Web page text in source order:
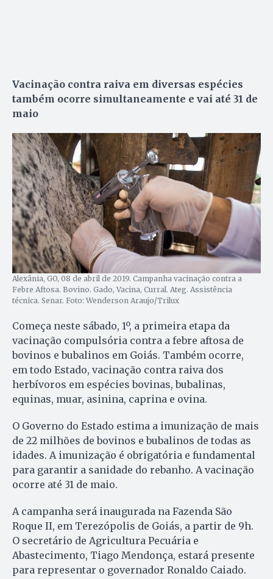
Vacinação contra raiva em diversas espécies
também ocorre simultaneamente e vai até 31 de
maio
Alexânia, GO, 08 de abril de 2019. Campanha vacinação contra a
Febre Aftosa. Bovino. Gado, Vacina, Curral. Ateg. Assistência
técnica. Senar. Foto: Wenderson Araujo/Trilux
Começa neste sábado, 1º, a primeira etapa da
vacinação compulsória contra a febre aftosa de
bovinos e bubalinos em Goiás. Também ocorre,
em todo Estado, vacinação contra raiva dos
herbívoros em espécies bovinas, bubalinas,
equinas, muar, asinina, caprina e ovina.
O Governo do Estado estima a imunização de mais
de 22 milhões de bovinos e bubalinos de todas as
idades. A imunização é obrigatória e fundamental
para garantir a sanidade do rebanho. A vacinação
ocorre até 31 de maio.
A campanha será inaugurada na Fazenda São
Roque II, em Terezópolis de Goiás, a partir de 9h.
O secretário de Agricultura Pecuária e
Abastecimento, Tiago Mendonça, estará presente
para representar o governador Ronaldo Caiado.